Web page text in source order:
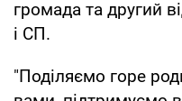
громада та другий
і СП.
"Поділяємо горе